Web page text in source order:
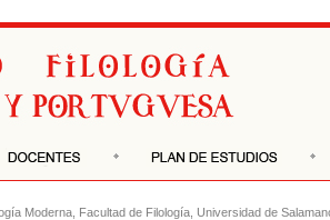
Moderna Facultad de Filología Universidad de